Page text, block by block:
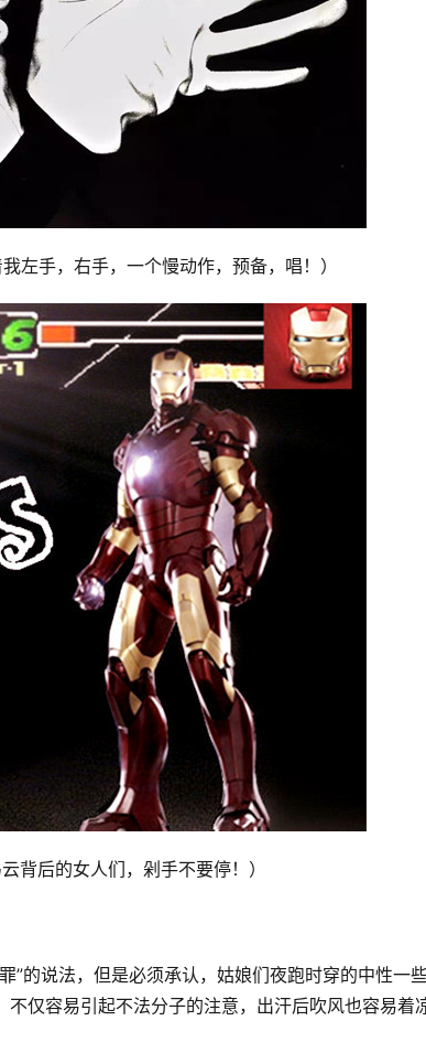
左手，右手，一个慢动作，预备，唱！）
背后的女人们，剁手不要停！）
”的说法，但是必须承认，姑娘们夜跑时穿的中性一
仅容易引起不法分子的注意，出汗后吹风也容易着